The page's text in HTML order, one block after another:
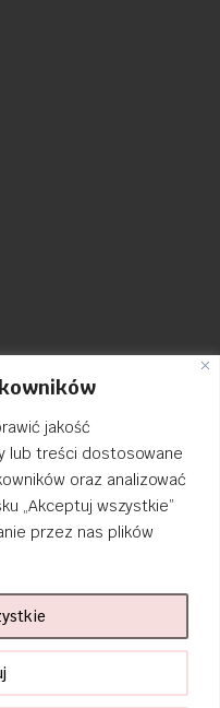
jakość
lub treści dostosowane
oraz analizować
„Akceptuj wszystkie”
przez nas plików
– Part ofBSK Group. All